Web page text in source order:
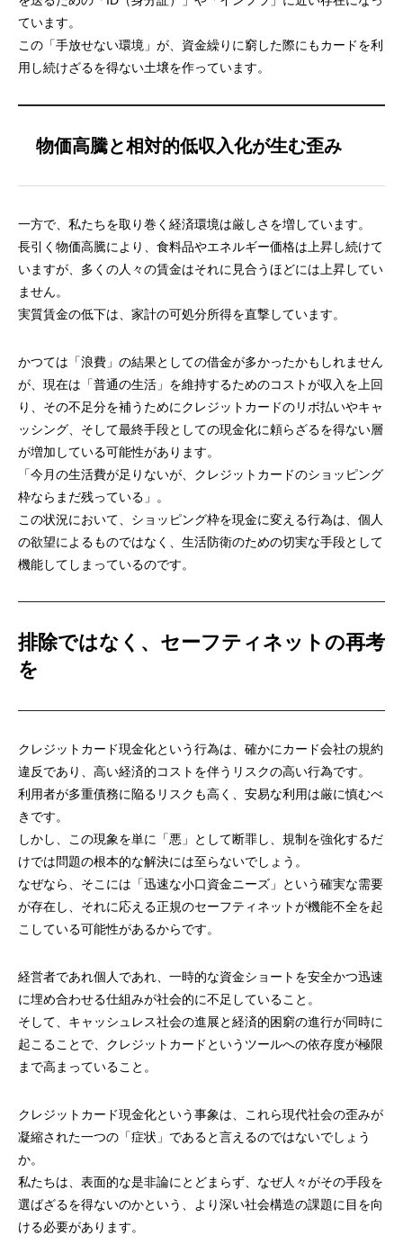
ています。
この「手放せない環境」が、資金繰りに窮した際にもカードを利
用し続けざるを得ない土壌を作っています。
物価高騰と相対的低収入化が生む歪み
一方で、私たちを取り巻く経済環境は厳しさを増しています。
長引く物価高騰により、食料品やエネルギー価格は上昇し続けて
いますが、多くの人々の賃金はそれに見合うほどには上昇してい
ません。
実質賃金の低下は、家計の可処分所得を直撃しています。
かつては「浪費」の結果としての借金が多かったかもしれません
が、現在は「普通の生活」を維持するためのコストが収入を上回
り、その不足分を補うためにクレジットカードのリボ払いやキャ
ッシング、そして最終手段としての現金化に頼らざるを得ない層
が増加している可能性があります。
「今月の生活費が足りないが、クレジットカードのショッピング
枠ならまだ残っている」。
この状況において、ショッピング枠を現金に変える行為は、個人
の欲望によるものではなく、生活防衛のための切実な手段として
機能してしまっているのです。
排除ではなく、セーフティネットの再考
を
クレジットカード現金化という行為は、確かにカード会社の規約
違反であり、高い経済的コストを伴うリスクの高い行為です。
利用者が多重債務に陥るリスクも高く、安易な利用は厳に慎むべ
きです。
しかし、この現象を単に「悪」として断罪し、規制を強化するだ
けでは問題の根本的な解決には至らないでしょう。
なぜなら、そこには「迅速な小口資金ニーズ」という確実な需要
が存在し、それに応える正規のセーフティネットが機能不全を起
こしている可能性があるからです。
経営者であれ個人であれ、一時的な資金ショートを安全かつ迅速
に埋め合わせる仕組みが社会的に不足していること。
そして、キャッシュレス社会の進展と経済的困窮の進行が同時に
起こることで、クレジットカードというツールへの依存度が極限
まで高まっていること。
クレジットカード現金化という事象は、これら現代社会の歪みが
凝縮された一つの「症状」であると言えるのではないでしょう
か。
私たちは、表面的な是非論にとどまらず、なぜ人々がその手段を
選ばざるを得ないのかという、より深い社会構造の課題に目を向
ける必要があります。